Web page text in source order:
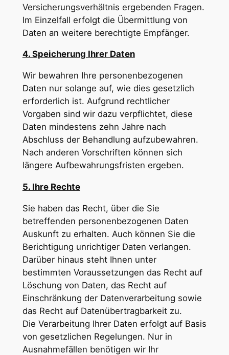
Versicherungsverhältnis ergebenden Fragen.
Im Einzelfall erfolgt die Übermittlung von
Daten an weitere berechtigte Empfänger.
4. Speicherung Ihrer Daten
Wir bewahren Ihre personenbezogenen
Daten nur solange auf, wie dies gesetzlich
erforderlich ist. Aufgrund rechtlicher
Vorgaben sind wir dazu verpflichtet, diese
Daten mindestens zehn Jahre nach
Abschluss der Behandlung aufzubewahren.
Nach anderen Vorschriften können sich
längere Aufbewahrungsfristen ergeben.
5. Ihre Rechte
Sie haben das Recht, über die Sie
betreffenden personenbezogenen Daten
Auskunft zu erhalten. Auch können Sie die
Berichtigung unrichtiger Daten verlangen.
Darüber hinaus steht Ihnen unter
bestimmten Voraussetzungen das Recht auf
Löschung von Daten, das Recht auf
Einschränkung der Datenverarbeitung sowie
das Recht auf Datenübertragbarkeit zu.
Die Verarbeitung Ihrer Daten erfolgt auf Basis
von gesetzlichen Regelungen. Nur in
Ausnahmefällen benötigen wir Ihr